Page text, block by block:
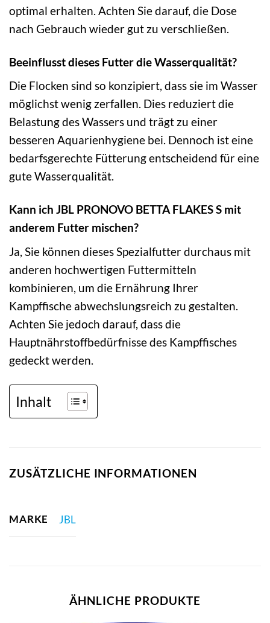
optimal erhalten. Achten Sie darauf, die Dose
nach Gebrauch wieder gut zu verschließen.
Beeinflusst dieses Futter die Wasserqualität?
Die Flocken sind so konzipiert, dass sie im Wasser
möglichst wenig zerfallen. Dies reduziert die
Belastung des Wassers und trägt zu einer
besseren Aquarienhygiene bei. Dennoch ist eine
bedarfsgerechte Fütterung entscheidend für eine
gute Wasserqualität.
Kann ich JBL PRONOVO BETTA FLAKES S mit
anderem Futter mischen?
Ja, Sie können dieses Spezialfutter durchaus mit
anderen hochwertigen Futtermitteln
kombinieren, um die Ernährung Ihrer
Kampffische abwechslungsreich zu gestalten.
Achten Sie jedoch darauf, dass die
Hauptnährstoffbedürfnisse des Kampffisches
gedeckt werden.
Inhalt
ZUSÄTZLICHE INFORMATIONEN
MARKE JBL
ÄHNLICHE PRODUKTE